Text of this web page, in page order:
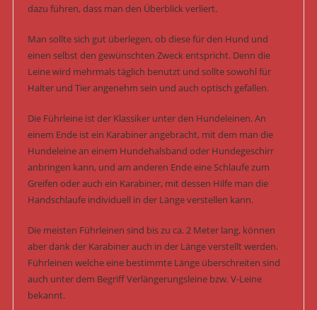
dazu führen, dass man den Überblick verliert.
Man sollte sich gut überlegen, ob diese für den Hund und
einen selbst den gewünschten Zweck entspricht. Denn die
Leine wird mehrmals täglich benutzt und sollte sowohl für
Halter und Tier angenehm sein und auch optisch gefallen.
Die Führleine ist der Klassiker unter den Hundeleinen. An
einem Ende ist ein Karabiner angebracht, mit dem man die
Hundeleine an einem Hundehalsband oder Hundegeschirr
anbringen kann, und am anderen Ende eine Schlaufe zum
Greifen oder auch ein Karabiner, mit dessen Hilfe man die
Handschlaufe individuell in der Länge verstellen kann.
Die meisten Führleinen sind bis zu ca. 2 Meter lang, können
aber dank der Karabiner auch in der Länge verstellt werden.
Führleinen welche eine bestimmte Länge überschreiten sind
auch unter dem Begriff Verlängerungsleine bzw. V-Leine
bekannt.